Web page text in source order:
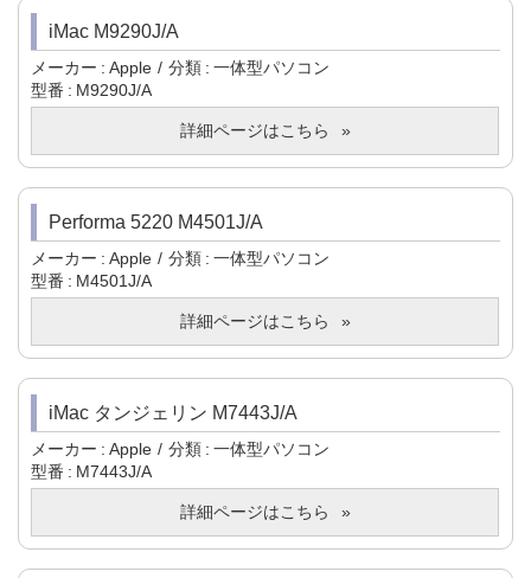
iMac M9290J/A
メーカー Apple 分類
一体型パソコン
型番
M9290J/A
詳細ページはこちら
Performa 5220 M4501J/A
メーカー Apple 分類
一体型パソコン
型番
M4501J/A
詳細ページはこちら
iMac タンジェリン M7443J/A
メーカー Apple 分類
一体型パソコン
型番
M7443J/A
詳細ページはこちら